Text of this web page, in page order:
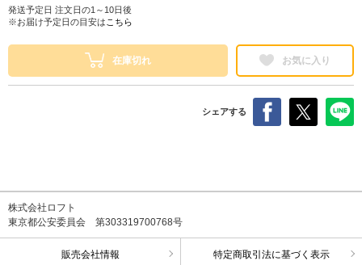
発送予定日 注文日の1～10日後
※お届け予定日の目安は こちら
在庫切れ お気に入り
シェアする
株式会社ロフト
東京都公安委員会 第303319700768号
販売会社情報 特定商取引法に基づく表示